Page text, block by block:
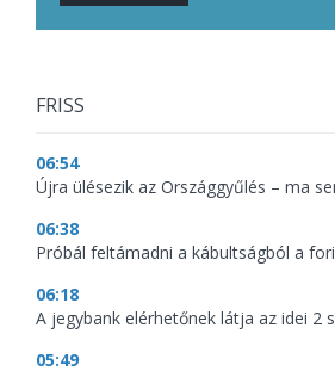
FRISS
06:54
Újra ülésezik az Országgyűlés – ma
06:38
Próbál feltámadni a kábultságból a
06:18
A jegybank elérhetőnek látja az idei 2
05:49